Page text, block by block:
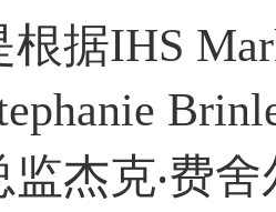
根据IHS
杰克‧费